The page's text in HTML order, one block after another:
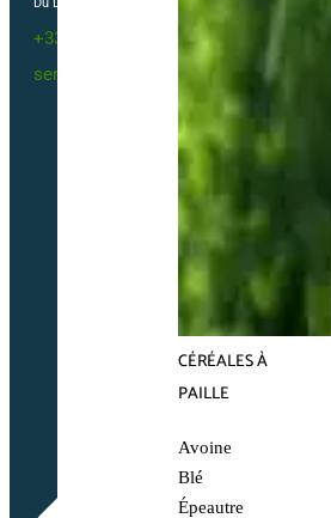
CÉRÉALES À
PAILLE
Avoine
Blé
Épeautre
+33(0)2 40 23 63 24
sembio@partnerandco.fr